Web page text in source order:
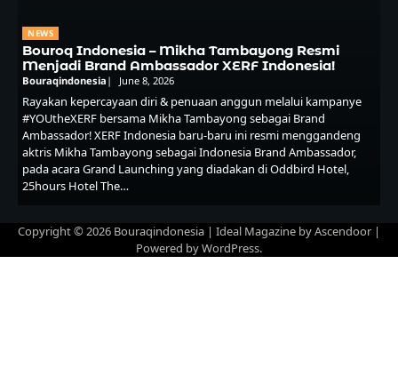
NEWS
Bouroq Indonesia – Mikha Tambayong Resmi
Menjadi Brand Ambassador XERF Indonesia!
Bouraqindonesia June 8, 2026
Rayakan kepercayaan diri & penuaan anggun melalui kampanye
#YOUtheXERF bersama Mikha Tambayong sebagai Brand
Ambassador! XERF Indonesia baru-baru ini resmi menggandeng
aktris Mikha Tambayong sebagai Indonesia Brand Ambassador,
pada acara Grand Launching yang diadakan di Oddbird Hotel,
25hours Hotel The…
Copyright © 2026 Bouraqindonesia | Ideal Magazine byAscendoor |
Powered byWordPress.